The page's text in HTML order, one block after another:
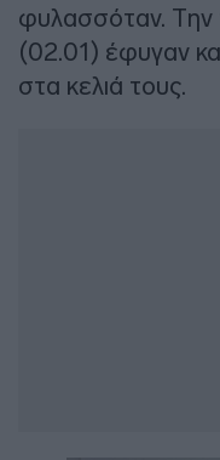
φυλασσόταν.
(02.01) έφυγαν
στα κελιά τους.